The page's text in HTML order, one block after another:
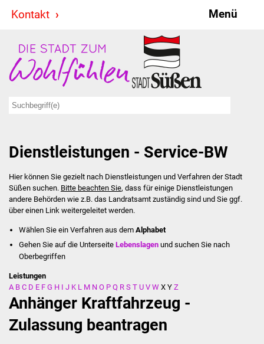
Kontakt Menü
Stadt & Politik
Bürgermeister
Ausschüsse
Ratsinformationssystem
Jugendbeirat
Summerrockfestival
Stadtverwaltung
Dienstleistungen - Service-BW
Hier können Sie gezielt nach Dienstleistungen und Verfahren der Stadt
Süßen suchen. Bitte beachten Sie, dass für einige Dienstleistungen
andere Behörden wie z.B. das Landratsamt zuständig sind und Sie ggf.
über einen Link weitergeleitet werden.
Wählen Sie ein Verfahren aus dem Alphabet
Gehen Sie auf die UnterseiteLebenslagen und suchen Sie nach
Oberbegriffen
Leistungen
A B C D E F G H I J K L M N O P Q R S T U V W X Y Z
Anhänger Kraftfahrzeug -
Zulassung beantragen